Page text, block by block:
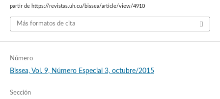
partir de https://revistas.uh.cu/bissea/article/view/4910
Más formatos de cita
Número
Bissea, Vol. 9, Número Especial 3, octubre/2015
Sección